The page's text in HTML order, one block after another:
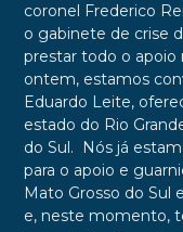
coronel Frederico
o gabinete de crise
prestar todo o
ontem, estamos
Eduardo Leite,
estado do Rio
do Sul. Nós já
para o apoio e
Mato Grosso do Sul
e, neste momento,